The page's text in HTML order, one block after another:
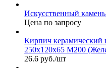
Искусственный
Цена по запросу
Кирпич
250х120х65 М200
26.6 руб./шт